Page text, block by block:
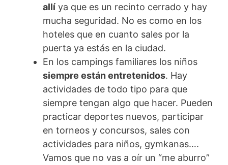
allí ya que es un recinto cerrado y hay
mucha seguridad. No es como en los
hoteles que en cuanto sales por la
puerta ya estás en la ciudad.
En los campings familiares los niños
siempre están entretenidos. Hay
actividades de todo tipo para que
siempre tengan algo que hacer. Pueden
practicar deportes nuevos, participar
en torneos y concursos, sales con
actividades para niños, gymkanas….
Vamos que no vas a oír un “me aburro”